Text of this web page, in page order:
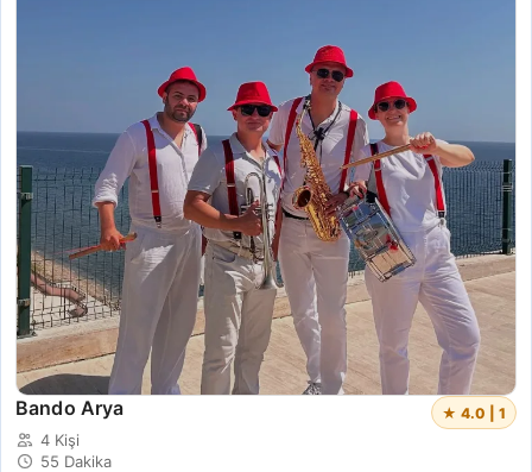
Bando Arya ★ 4.0 | 1
4 Kişi
55 Dakika